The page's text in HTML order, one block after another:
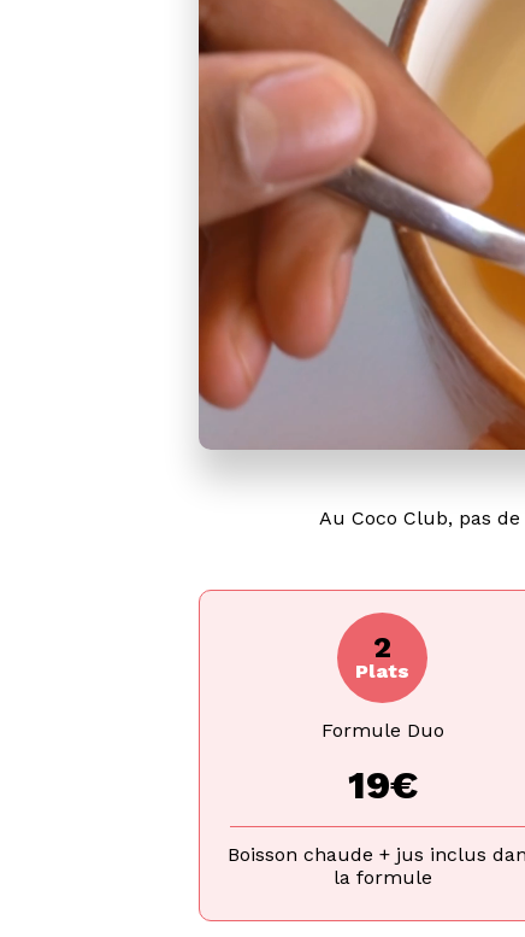
Au Coco Club, pas
2
Plats
Formule Duo
19€
Boisson chaude + jus inclus
la formule